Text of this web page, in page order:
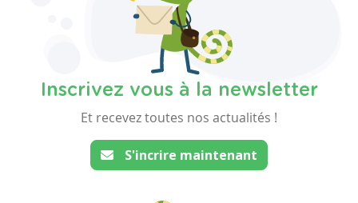
Inscrivez vous à la newsletter
Et recevez toutes nos actualités !
S'incrire maintenant